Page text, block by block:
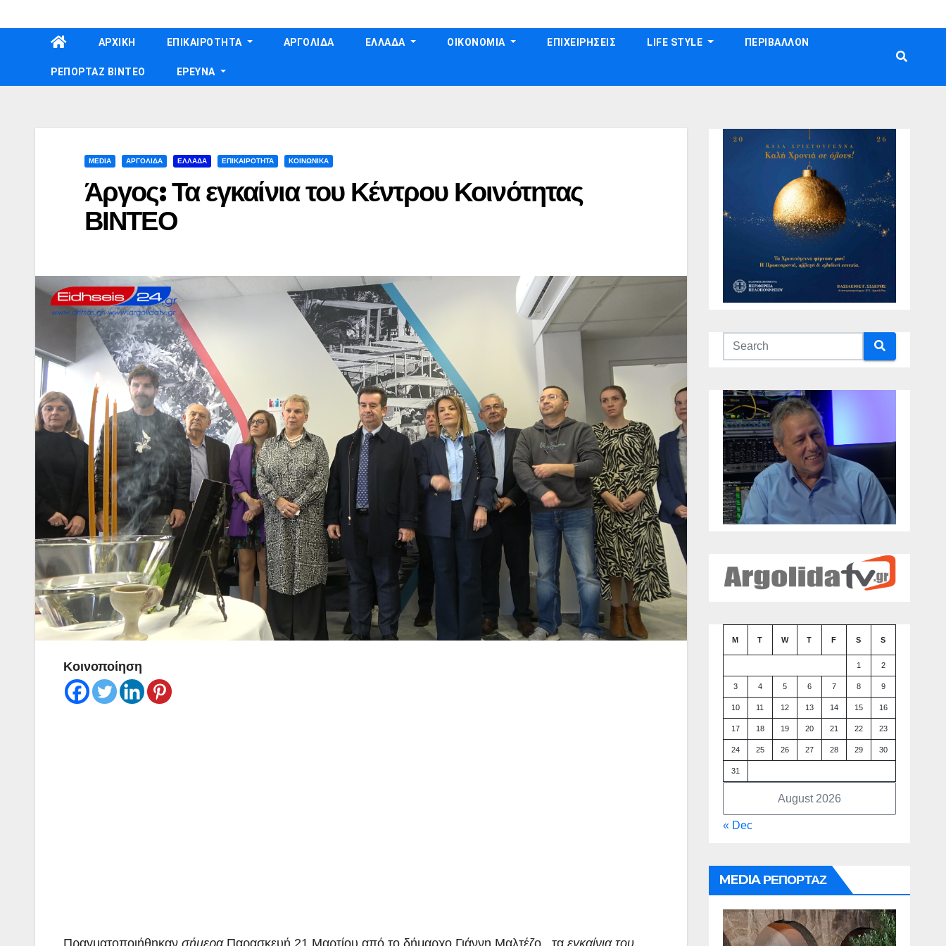
to
ΑΡΧΙΚΗ ΕΠΙΚΑΙΡΟΤΗΤΑ ΑΡΓΟΛΙΔΑ ΕΛΛΑΔΑ ΟΙΚΟΝΟΜΙΑ ΕΠΙΧΕΙΡΗΣΕΙΣ LIFE STYLE ΠΕΡΙΒΑΛΛΟΝ
ΡΕΠΟΡΤΑΖ ΒΙΝΤΕΟ ΕΡΕΥΝΑ
MEDIA ΑΡΓΟΛΙΔΑ ΕΛΛΑΔΑ ΕΠΙΚΑΙΡΟΤΗΤΑ ΚΟΙΝΩΝΙΚΑ
Άργος: Τα εγκαίνια του Κέντρου Κοινότητας
ΒΙΝΤΕΟ
Κοινοποίηση
August 2026
M T W T F S S
1 2
3 4 5 6 7 8 9
10 11 12 13 14 15 16
17 18 19 20 21 22 23
24 25 26 27 28 29 30
31
« Dec
MEDIA ΡΕΠΟΡΤΑΖ